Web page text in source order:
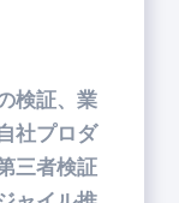
検証、業
社プロダ
三者検証